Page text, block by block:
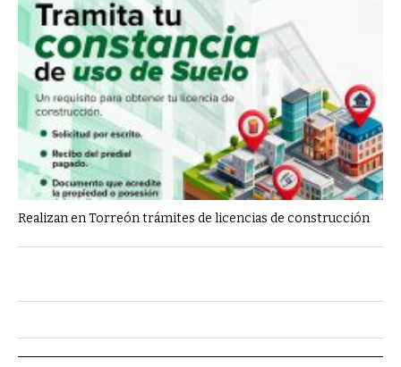
Realizan en Torreón trámites de licencias de construcción